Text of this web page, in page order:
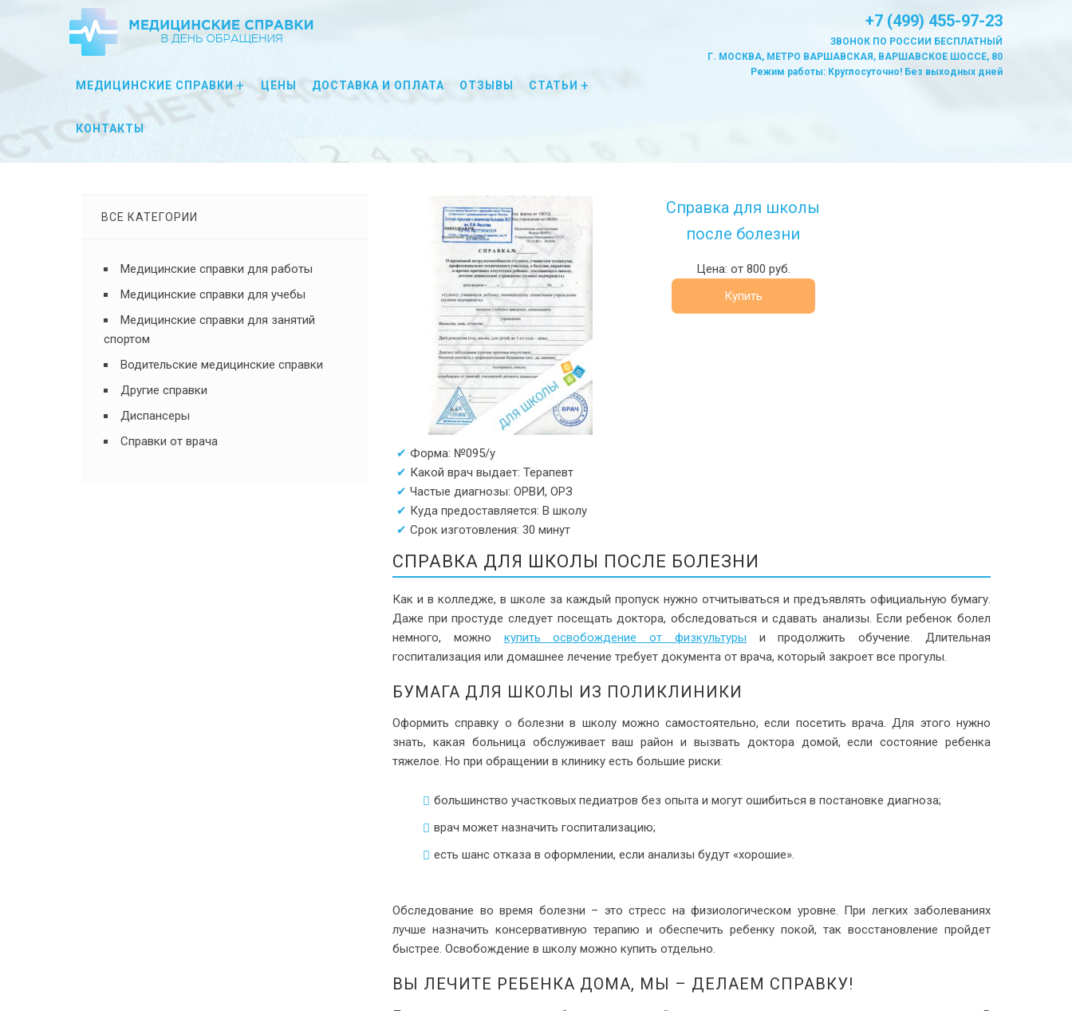
МЕДИЦИНСКИЕ СПРАВКИ ЦЕНЫ ДОСТАВКА И ОПЛАТА ОТЗЫВЫ СТАТЬИ
КОНТАКТЫ
+7 (499) 455-97-23
ЗВОНОК ПО РОССИИ БЕСПЛАТНЫЙ
Г. МОСКВА, МЕТРО ВАРШАВСКАЯ, ВАРШАВСКОЕ ШОССЕ, 80
Режим работы: Круглосуточно! Без выходных дней
ВСЕ КАТЕГОРИИ
Медицинские справки для работы
Медицинские справки для учебы
Медицинские справки для занятий
спортом
Водительские медицинские справки
Другие справки
Диспансеры
Справки от врача
Справка для школы
после болезни
Цена: от 800 руб.
Купить
Форма: №095/у
Какой врач выдает: Терапевт
Частые диагнозы: ОРВИ, ОРЗ
Куда предоставляется: В школу
Срок изготовления: 30 минут
СПРАВКА ДЛЯ ШКОЛЫ ПОСЛЕ БОЛЕЗНИ
Как и в колледже, в школе за каждый пропуск нужно отчитываться и предъявлять официальную бумагу.
Даже при простуде следует посещать доктора, обследоваться и сдавать анализы. Если ребенок болел
немного, можно купить освобождение от физкультуры и продолжить обучение. Длительная
госпитализация или домашнее лечение требует документа от врача, который закроет все прогулы.
БУМАГА ДЛЯ ШКОЛЫ ИЗ ПОЛИКЛИНИКИ
Оформить справку о болезни в школу можно самостоятельно, если посетить врача. Для этого нужно
знать, какая больница обслуживает ваш район и вызвать доктора домой, если состояние ребенка
тяжелое. Но при обращении в клинику есть большие риски:
большинство участковых педиатров без опыта и могут ошибиться в постановке диагноза;
врач может назначить госпитализацию;
есть шанс отказа в оформлении, если анализы будут «хорошие».
Обследование во время болезни – это стресс на физиологическом уровне. При легких заболеваниях
лучше назначить консервативную терапию и обеспечить ребенку покой, так восстановление пройдет
быстрее. Освобождение в школу можно купить отдельно.
ВЫ ЛЕЧИТЕ РЕБЕНКА ДОМА, МЫ – ДЕЛАЕМ СПРАВКУ!